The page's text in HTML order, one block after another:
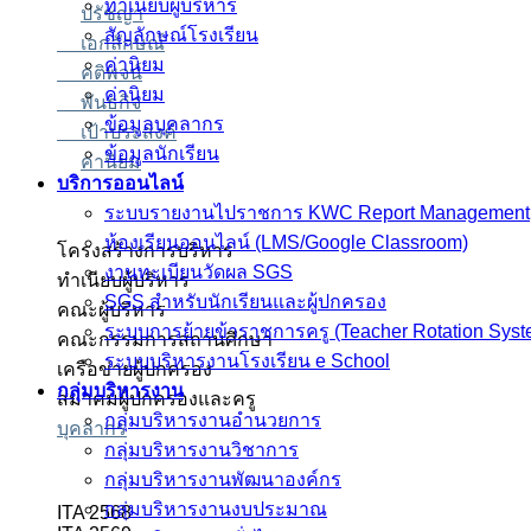
ปรัชญา
เอกลักษณ์
คติพจน์
พันธกิจ
เป้าประสงค์
ค่านิยม
โครงสร้างการบริหาร
ทำเนียบผู้บริหาร
คณะผู้บริหาร
คณะกรรมการสถานศึกษา
เครือข่ายผู้ปกครอง
สมาคมผู้ปกครองและครู
บุคลากร
ITA 2568
ทำเนียบผู้บริหาร
สัญลักษณ์โรงเรียน
ค่านิยม
ค่านิยม
ข้อมูลบุคลากร
ข้อมูลนักเรียน
บริการออนไลน์
ระบบรายงานไปราชการ KWC Report Management
ห้องเรียนออนไลน์ (LMS/Google Classroom)
งานทะเบียนวัดผล SGS
SGS สำหรับนักเรียนและผู้ปกครอง
ระบบการย้ายข้าราชการครู (Teacher Rotation
ระบบบริหารงานโรงเรียน e School
กลุ่มบริหารงาน
กลุ่มบริหารงานอำนวยการ
กลุ่มบริหารงานวิชาการ
กลุ่มบริหารงานพัฒนาองค์กร
กลุ่มบริหารงานงบประมาณ